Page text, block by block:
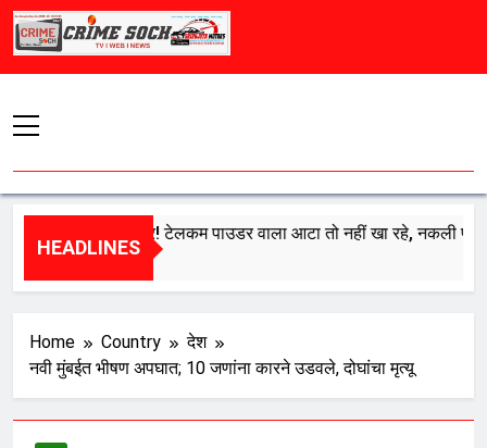
Skip
HEADLINES
में मिलावटी जहर! टेलकम पाउडर वाला आटा तो नहीं खा रहे, नकली पनीर-घी
Home Country
देश
नवी मुंबईत भीषण अपघात; 10 जणांना कारने उडवले, दोघांचा मृत्यू